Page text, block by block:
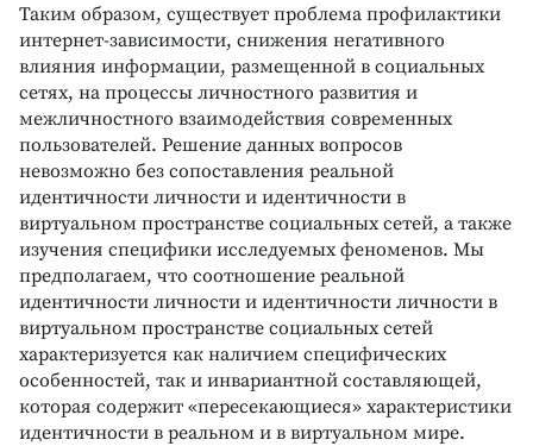
Таким образом, существует проблема профилактики
интернет-зависимости, снижения негативного
влияния информации, размещенной в социальных
сетях, на процессы личностного развития и
межличностного взаимодействия современных
пользователей. Решение данных вопросов
невозможно без сопоставления реальной
идентичности личности и идентичности в
виртуальном пространстве социальных сетей, а также
изучения специфики исследуемых феноменов. Мы
предполагаем, что соотношение реальной
идентичности личности и идентичности личности в
виртуальном пространстве социальных сетей
характеризуется как наличием специфических
особенностей, так и инвариантной составляющей,
которая содержит «пересекающиеся» характеристики
идентичности в реальном и в виртуальном мире.